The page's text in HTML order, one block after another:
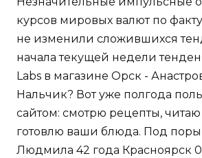
курсов мировых валют по
не изменили сложившихся
начала текущей недели
Labs в магазине Орск -
Нальчик? Вот уже полгода
сайтом: смотрю рецепты,
готовлю ваши блюда. Под
Людмила 42 года Красноярск